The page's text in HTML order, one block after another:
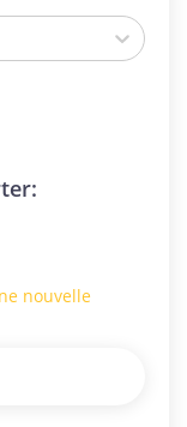
nouvelle